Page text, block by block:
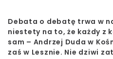
Debata o debatę trwa w
niestety na to, że każdy z
sam – Andrzej Duda w
zaś w Lesznie. Nie dziwi